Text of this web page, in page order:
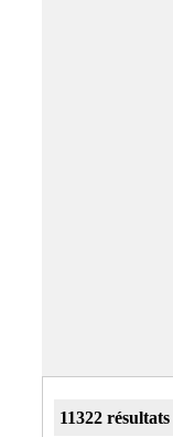
11322 résultats